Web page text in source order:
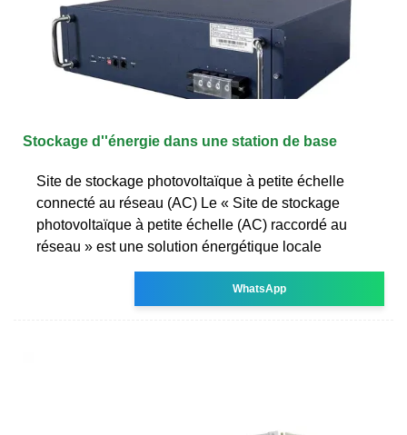
Stockage d''énergie dans une station de base
Site de stockage photovoltaïque à petite échelle
connecté au réseau (AC) Le « Site de stockage
photovoltaïque à petite échelle (AC) raccordé au
réseau » est une solution énergétique locale
WhatsApp